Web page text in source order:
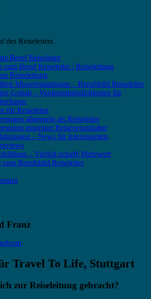
des Reiseleiters
Beruf Reiseleiter
zum Beruf Reiseleiter / Reiseleitung
Reiseleitung
Missverständnisse – Berufsbild Reiseleiter
Gehalt – Verdienstmöglichkeiten für
für Reiseleiter
allgemein als Reiseleiter
einzelner Reiseveranstalter
– News für Interessenten
– Vielfalt schafft Mehrwert
zum Berufsbild Reiseleiter
Franz
Travel To Life, Stuttgart
zur Reiseleitung gebracht?